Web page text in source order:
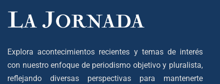
Explora acontecimientos recientes y temas de interés
con nuestro enfoque de periodismo objetivo y pluralista,
reflejando diversas perspectivas para mantenerte